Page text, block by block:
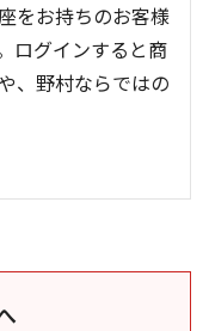
をお持ちのお客様
ログインすると商
、野村ならではの